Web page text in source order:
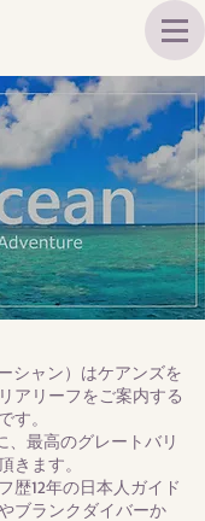
シャン）はケアンズを
アリーフをご案内する
す。
、最高のグレートバリ
きます。
歴12年の日本人ガイド
ブランクダイバーか